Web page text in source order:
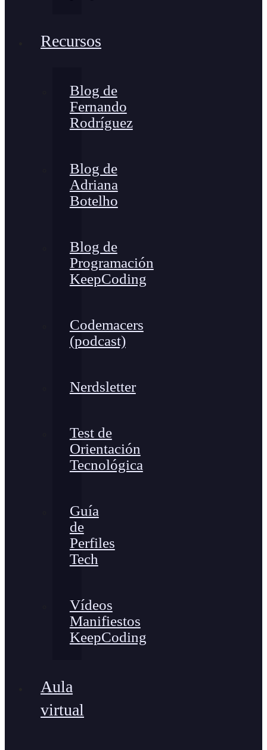
Recursos
Blog de
Fernando
Rodríguez
Blog de
Adriana
Botelho
Blog de
Programación
KeepCoding
Codemacers
(podcast)
Nerdsletter
Test de
Orientación
Tecnológica
Guía
de
Perfiles
Tech
Vídeos
Manifiestos
KeepCoding
Aula
virtual